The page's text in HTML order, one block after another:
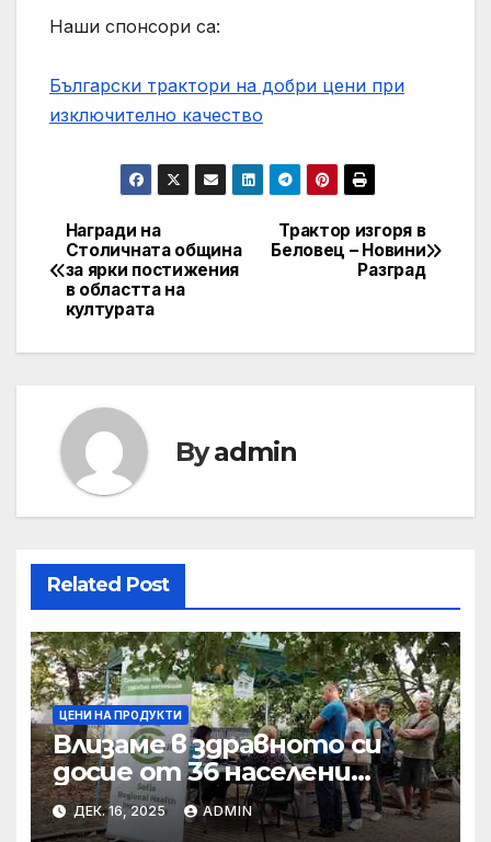
Наши спонсори са:
Български трактори на добри цени при
изключително качество
Навигация
Трактор изгоря в
Беловец – Новини
Разград
Награди на
Столичната община
за ярки постижения
в областта на
културата
Byadmin
Related Post
ЦЕНИ НА ПРОДУКТИ
Влизаме в здравното си
досие от 36 населени
места • МЗ
ДЕК. 16, 2025 ADMIN